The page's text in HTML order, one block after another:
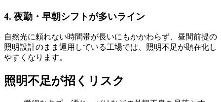
4. 夜勤・早朝シフトが多いライン
自然光に頼れない時間帯が長いにもかかわらず、 昼間前提の
照明設計のまま運用 している工場では、照明不足が顕在化し
やすくなります。
照明不足が招くリスク